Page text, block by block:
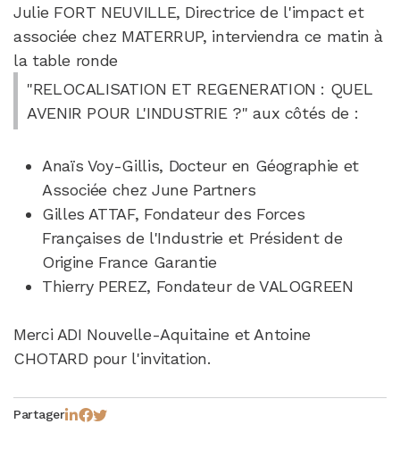
Julie FORT NEUVILLE, Directrice de l'impact et
associée chez MATERRUP, interviendra ce matin à
la table ronde
"RELOCALISATION ET REGENERATION : QUEL
AVENIR POUR L'INDUSTRIE ?" aux côtés de :
Anaïs Voy-Gillis, Docteur en Géographie et
Associée chez June Partners
Gilles ATTAF, Fondateur des Forces
Françaises de l'Industrie et Président de
Origine France Garantie
Thierry PEREZ, Fondateur de VALOGREEN
Merci ADI Nouvelle-Aquitaine et Antoine
CHOTARD pour l'invitation.
Partager